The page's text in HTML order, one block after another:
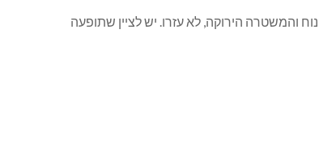
והמשטרה הירוקה, לא עזרו. יש לציין שתופעה